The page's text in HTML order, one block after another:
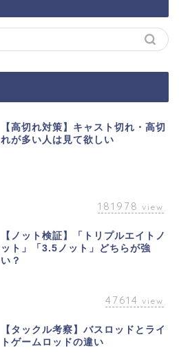
【高切れ対策】キャスト切れ・高切
れが多い人は見て欲しい
181978 view
【ノット検証】「トリプルエイトノ
ット」「3.5ノット」どちらが強
い？
47614 view
【タックル考察】バスロッドとライ
トゲームロッドの違い